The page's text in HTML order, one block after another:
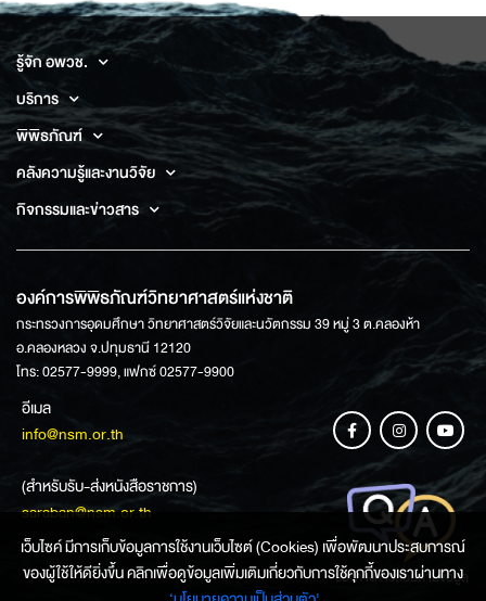
รู้จัก อพวช.
บริการ
พิพิธภัณฑ์
คลังความรู้และงานวิจัย
กิจกรรมและข่าวสาร
องค์การพิพิธภัณฑ์วิทยาศาสตร์แห่งชาติ
กระทรวงการอุดมศึกษา วิทยาศาสตร์วิจัยและนวัตกรรม 39 หมู่ 3 ต.คลองห้า
อ.คลองหลวง จ.ปทุมธานี 12120
โทร: 02577-9999, แฟกซ์ 02577-9900
อีเมล
info@nsm.or.th
(สำหรับรับ-ส่งหนังสือราชการ)
saraban@nsm.or.th
ช่องทางการสอบถามข้อมูล
เว็บไซค์ มีการเก็บข้อมูลการใช้งานเว็บไซต์ (Cookies) เพื่อพัฒนาประสบการณ์
ของผู้ใช้ให้ดียิ่งขึ้น คลิกเพื่อดูข้อมูลเพิ่มเติมเกี่ยวกับการใช้คุกกี้ของเราผ่านทาง